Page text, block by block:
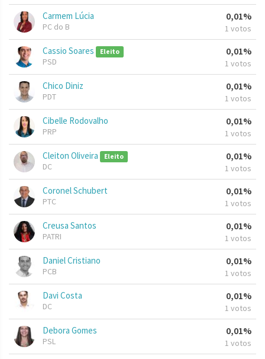
Carmem Lúcia
PC do B
0,01%
1 votos
Cassio Soares Eleito
PSD
0,01%
1 votos
Chico Diniz
PDT
0,01%
1 votos
Cibelle Rodovalho
PRP
0,01%
1 votos
Cleiton Oliveira Eleito
DC
0,01%
1 votos
Coronel Schubert
PTC
0,01%
1 votos
Creusa Santos
PATRI
0,01%
1 votos
Daniel Cristiano
PCB
0,01%
1 votos
Davi Costa
DC
0,01%
1 votos
Debora Gomes
PSL
0,01%
1 votos